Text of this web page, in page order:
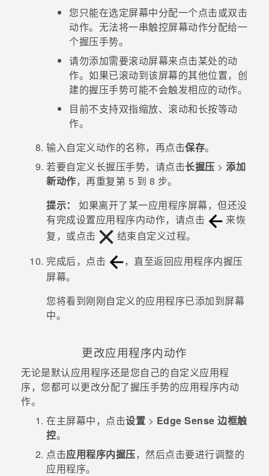
您只能在选定屏幕中分配一个点击或双击
动作。无法将一串触控屏幕动作分配给一
个握压手势。
请勿添加需要滚动屏幕来点击某处的动
作。如果已滚动到该屏幕的其他位置，创
建的握压手势可能不会触发相应的动作。
目前不支持双指缩放、滚动和长按等动
作。
输入自定义动作的名称，再点击保存。
若要自定义长握压手势，请点击长握压 > 添加
新动作，再重复第 5 到 8 步。
提示：
如果离开了某一应用程序屏幕，但还没
有完成设置应用程序内动作，请点击
来恢
复，或点击
结束自定义过程。
完成后，点击
，直至返回应用程序内握压
屏幕。
您将看到刚刚自定义的应用程序已添加到屏幕
中。
更改应用程序内动作
无论是默认应用程序还是您自己的自定义应用程
序，您都可以更改分配了握压手势的应用程序内动
作。
在主屏幕中，点击设置 > Edge Sense 边框触
控。
点击应用程序内握压，然后点击要进行调整的
应用程序。